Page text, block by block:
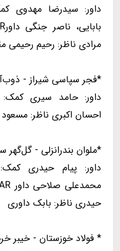
داور: سیدرضا مهدوی
مرادی ناظر: رحیم رحیمی
*فجر سپاسی شیراز -
داور: حامد سیری کمک:
احسان اکبری ناظر:
*ملوان بندرانزلی - گل‌گهر
داور: پیام حیدری
حیدری ناظر: بابک داوری
* فولاد خوزستان - خیبر